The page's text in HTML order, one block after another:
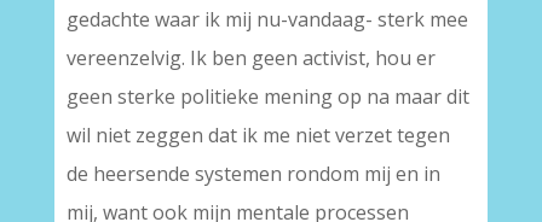
gedachte waar ik mij nu-vandaag- sterk mee
vereenzelvig. Ik ben geen activist, hou er
geen sterke politieke mening op na maar dit
wil niet zeggen dat ik me niet verzet tegen
de heersende systemen rondom mij en in
mij, want ook mijn mentale processen